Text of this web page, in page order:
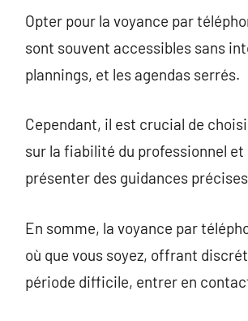
Opter pour la voyance par
sont souvent accessibles sans
plannings, et les agendas serrés.
Cependant, il est crucial de
sur la fiabilité du professionnel
présenter des guidances
En somme, la voyance par
où que vous soyez, offrant
période difficile, entrer en